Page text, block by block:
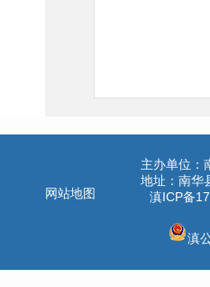
网站地图
主办单位
地址：南
滇ICP备
滇